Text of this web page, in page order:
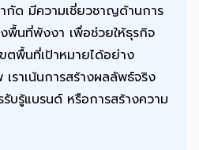
กัด มีความเชี่ยวชาญด้านการ
พื้นที่พังงา เพื่อช่วยให้ธุรกิจ
ตพื้นที่เป้าหมายได้อย่าง
ราเน้นการสร้างผลลัพธ์จริง
บรู้แบรนด์ หรือการสร้างความ